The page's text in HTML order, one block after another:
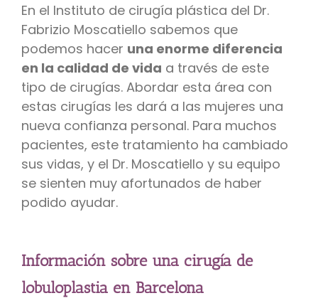
En el Instituto de cirugía plástica del Dr.
Fabrizio Moscatiello sabemos que
podemos hacer una enorme diferencia
en la calidad de vida a través de este
tipo de cirugías. Abordar esta área con
estas cirugías les dará a las mujeres una
nueva confianza personal. Para muchos
pacientes, este tratamiento ha cambiado
sus vidas, y el Dr. Moscatiello y su equipo
se sienten muy afortunados de haber
podido ayudar.
Información sobre una cirugía de
lobuloplastia en Barcelona